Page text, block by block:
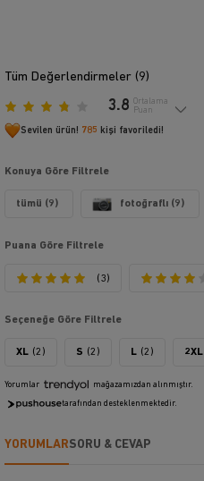
Tüm Değerlendirmeler (9)
3.8 Ortalama
Puan
Sevilen ürün! 785 kişi favoriledi!
Konuya Göre Filtrele
tümü (9) fotoğraflı (9)
Puana Göre Filtrele
(3)
Seçeneğe Göre Filtrele
XL (2) S (2) L (2) 2XL
Yorumlar mağazamızdan alınmıştır.
tarafından desteklenmektedir.
YORUMLARSORU & CEVAP